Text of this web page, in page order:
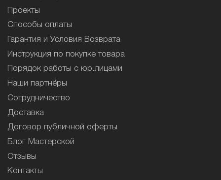
Проекты
Способы оплаты
Гарантия и Условия Возврата
Инструкция по покупке товара
Порядок работы с юр.лицами
Наши партнёры
Сотрудничество
Доставка
Договор публичной оферты
Блог Мастерской
Отзывы
Контакты